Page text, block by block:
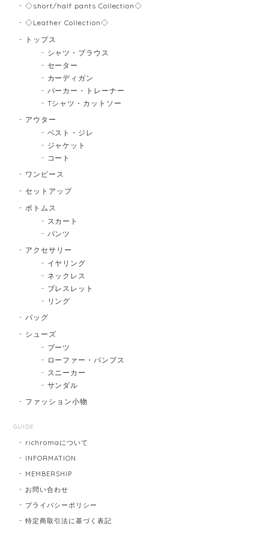
◇short/half pants Collection◇
◇Leather Collection◇
トップス
シャツ・ブラウス
セーター
カーディガン
パーカー・トレーナー
Tシャツ・カットソー
アウター
ベスト・ジレ
ジャケット
コート
ワンピース
セットアップ
ボトムス
スカート
パンツ
アクセサリー
イヤリング
ネックレス
ブレスレット
リング
バッグ
シューズ
ブーツ
ローファー・パンプス
スニーカー
サンダル
ファッション小物
GUIDE
richromaについて
INFORMATION
MEMBERSHIP
お問い合わせ
プライバシーポリシー
特定商取引法に基づく表記